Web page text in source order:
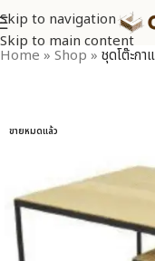
Skip to navigation
Skip to main content
Home » Shop » ชุดโต๊ะก
ขายหมดแล้ว